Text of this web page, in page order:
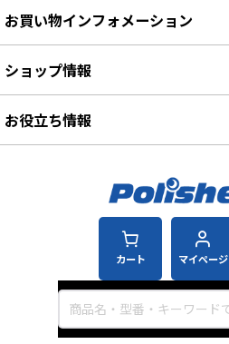
カート マイページ
お買い物インフォメーション
ショップ情報
お役立ち情報